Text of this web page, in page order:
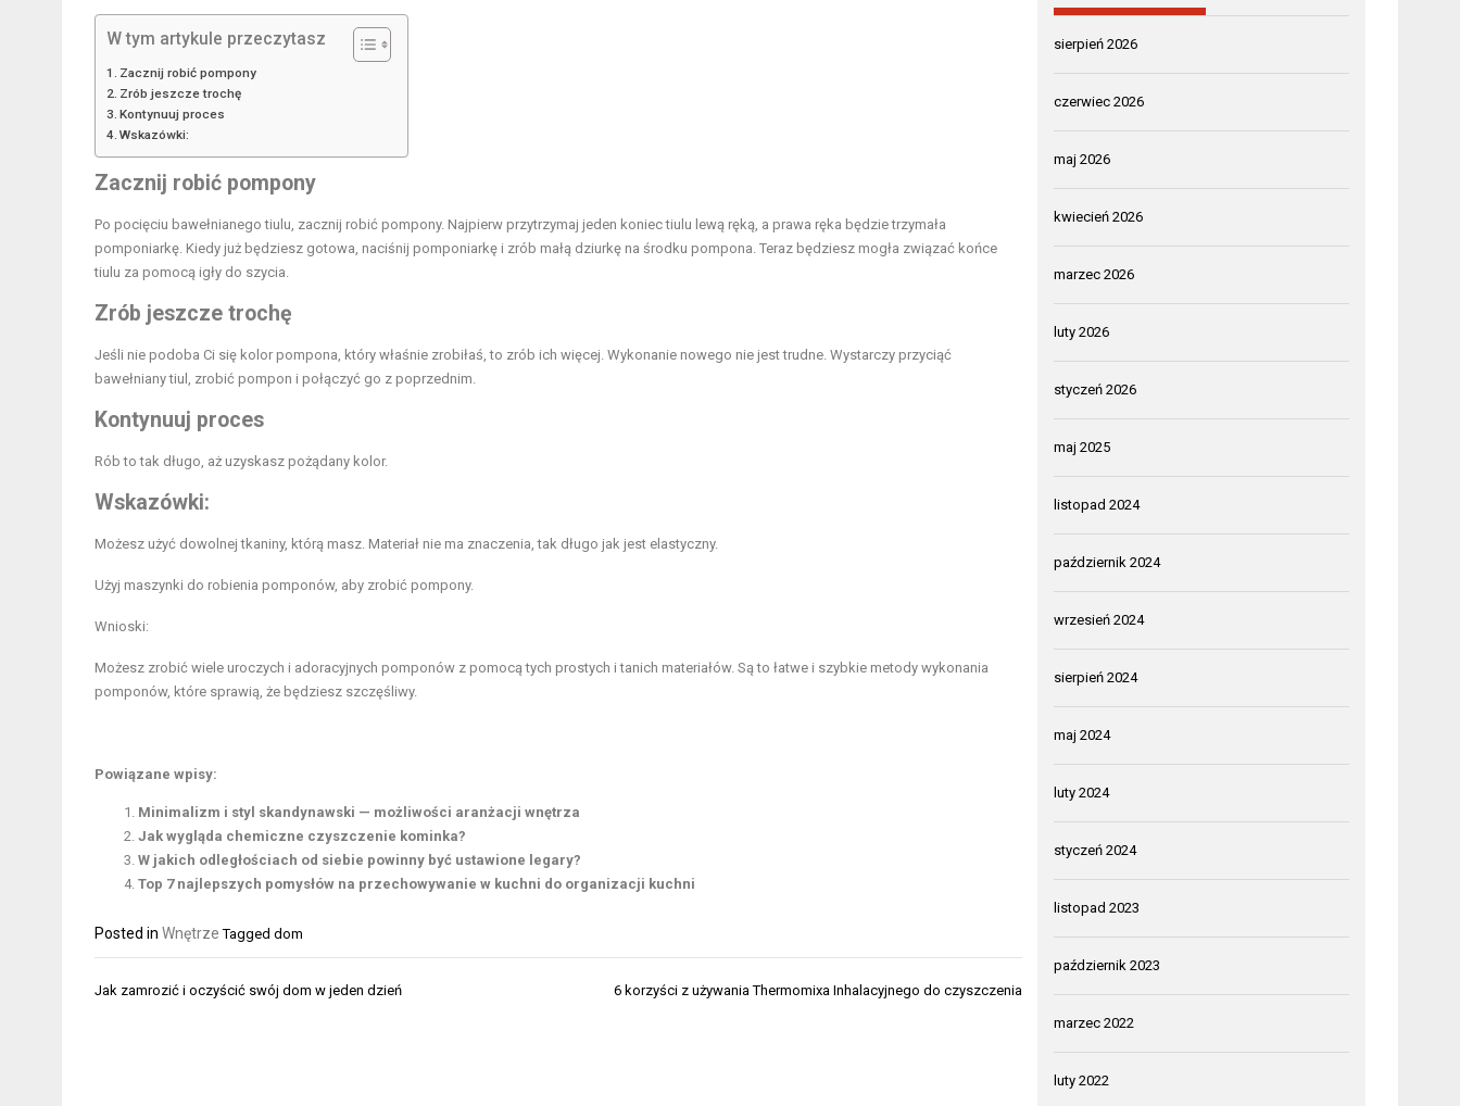
W tym artykule przeczytasz
Zacznij robić pompony
Zrób jeszcze trochę
Kontynuuj proces
Wskazówki:
Zacznij robić pompony
Po pocięciu bawełnianego tiulu, zacznij robić pompony. Najpierw przytrzymaj jeden koniec tiulu lewą ręką, a prawa ręka będzie trzymała
pomponiarkę. Kiedy już będziesz gotowa, naciśnij pomponiarkę i zrób małą dziurkę na środku pompona. Teraz będziesz mogła związać końce
tiulu za pomocą igły do szycia.
Zrób jeszcze trochę
Jeśli nie podoba Ci się kolor pompona, który właśnie zrobiłaś, to zrób ich więcej. Wykonanie nowego nie jest trudne. Wystarczy przyciąć
bawełniany tiul, zrobić pompon i połączyć go z poprzednim.
Kontynuuj proces
Rób to tak długo, aż uzyskasz pożądany kolor.
Wskazówki:
Możesz użyć dowolnej tkaniny, którą masz. Materiał nie ma znaczenia, tak długo jak jest elastyczny.
Użyj maszynki do robienia pomponów, aby zrobić pompony.
Wnioski:
Możesz zrobić wiele uroczych i adoracyjnych pomponów z pomocą tych prostych i tanich materiałów. Są to łatwe i szybkie metody wykonania
pomponów, które sprawią, że będziesz szczęśliwy.
Powiązane wpisy:
Minimalizm i styl skandynawski — możliwości aranżacji wnętrza
Jak wygląda chemiczne czyszczenie kominka?
W jakich odległościach od siebie powinny być ustawione legary?
Top 7 najlepszych pomysłów na przechowywanie w kuchni do organizacji kuchni
Posted in Wnętrze Tagged dom
Nawigacja
Jak zamrozić i oczyścić swój dom w jeden dzień 6 korzyści z używania Thermomixa Inhalacyjnego do czyszczenia
sierpień 2026
czerwiec 2026
maj 2026
kwiecień 2026
marzec 2026
luty 2026
styczeń 2026
maj 2025
listopad 2024
październik 2024
wrzesień 2024
sierpień 2024
maj 2024
luty 2024
styczeń 2024
listopad 2023
październik 2023
marzec 2022
luty 2022